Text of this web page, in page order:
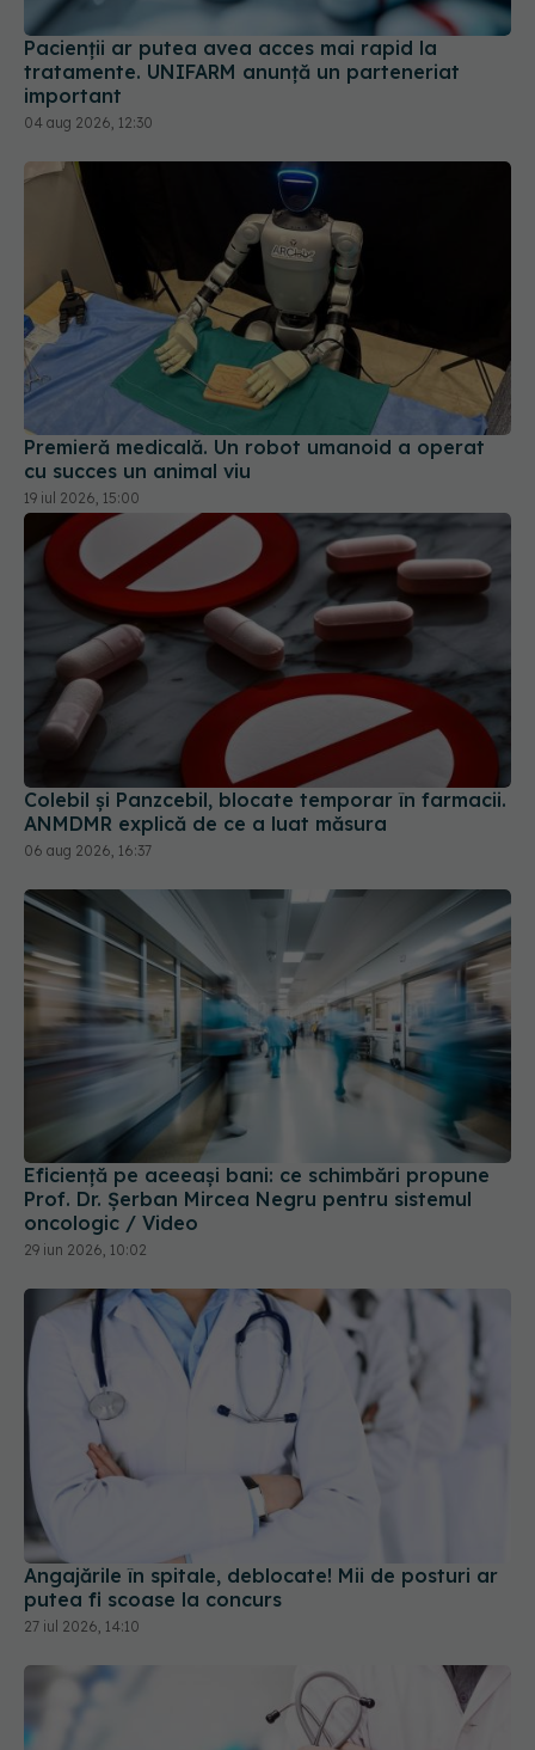
important
04 aug 2026, 12:30
Premieră medicală. Un robot umanoid a operat
cu succes un animal viu
Colebil și Panzcebil, blocate temporar în farmacii.
ANMDMR explică de ce a luat măsura
06 aug 2026, 16:37
Eficiență pe aceeași bani: ce schimbări propune
Prof. Dr. Șerban Mircea Negru pentru sistemul
oncologic / Video
29 iun 2026, 10:02
Angajările în spitale, deblocate! Mii de posturi ar
putea fi scoase la concurs
27 iul 2026, 14:10